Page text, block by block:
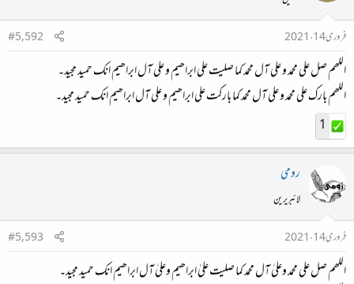
فروری 14، 2021
#5,592
اللھم صل علی محمد و علی آل محمد کما صلیت علی ابراھیم و علی آل ابراھیم انك حمید مجید۔
اللھم بارك علی محمد و علی آل محمد کما بارکت علی ابراھیم و علی آل ابراھیم انك حمید مجید۔
1
رومی
لائبریرین
فروری 14، 2021
#5,593
اللھم صل علی محمد وعلیٰ آل محمد کما صلیت علیٰ ابراھیم وعلیٰ آل ابراھیم انک حمید مجید۔